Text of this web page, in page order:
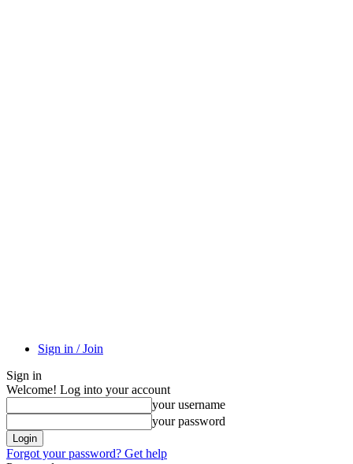
Sign in / Join
Sign in
Welcome! Log into your account
your username
your password
Forgot your password? Get help